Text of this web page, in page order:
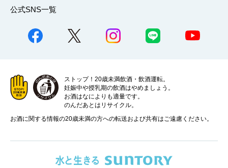
公式SNS一覧
ストップ！20歳未満飲酒・飲酒運転。
妊娠中や授乳期の飲酒はやめましょう。
お酒はなによりも適量です。
のんだあとはリサイクル。
お酒に関する情報の20歳未満の方への転送および共有はご遠慮ください。